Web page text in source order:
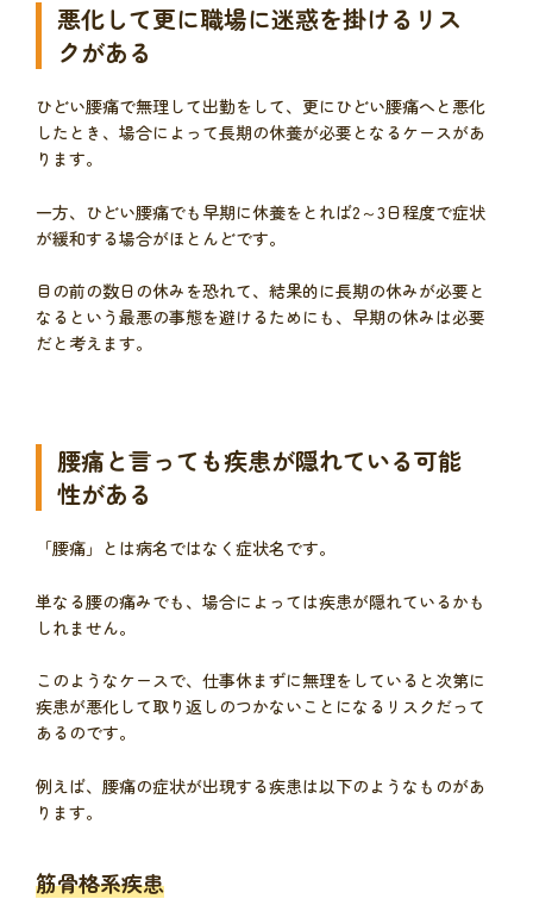
悪化して更に職場に迷惑を掛けるリス
クがある
ひどい腰痛で無理して出勤をして、更にひどい腰痛へと悪化
したとき、場合によって長期の休養が必要となるケースがあ
ります。
一方、ひどい腰痛でも早期に休養をとれば2～3日程度で症状
が緩和する場合がほとんどです。
目の前の数日の休みを恐れて、結果的に長期の休みが必要と
なるという最悪の事態を避けるためにも、早期の休みは必要
だと考えます。
腰痛と言っても疾患が隠れている可能
性がある
「腰痛」とは病名ではなく症状名です。
単なる腰の痛みでも、場合によっては疾患が隠れているかも
しれません。
このようなケースで、仕事休まずに無理をしていると次第に
疾患が悪化して取り返しのつかないことになるリスクだって
あるのです。
例えば、腰痛の症状が出現する疾患は以下のようなものがあ
ります。
筋骨格系疾患